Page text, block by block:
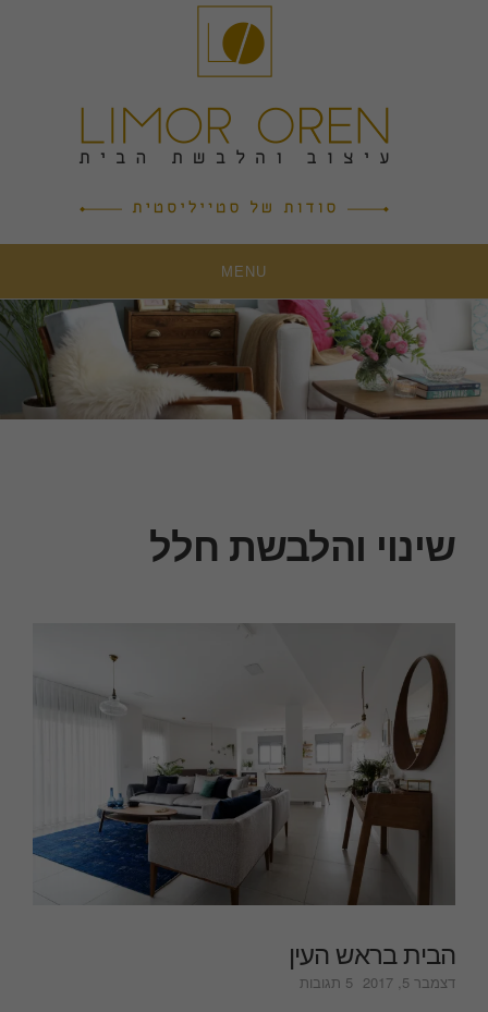
MENU
שינוי והלבשת חלל
הבית בראש העין
דצמבר 5, 2017 5 תגובות